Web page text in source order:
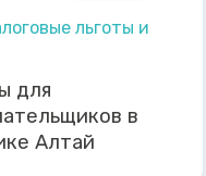
льготы и
для
в
Алтай